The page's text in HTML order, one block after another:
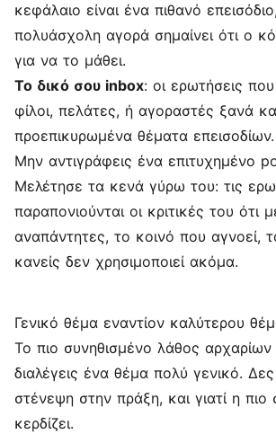
κεφάλαιο είναι ένα πιθανό
πολυάσχολη αγορά σημαίνει ότι ο
για να το μάθει.
Το δικό σου inbox: οι ερωτήσεις
φίλοι, πελάτες, ή αγοραστές ξανά
προεπικυρωμένα θέματα επεισοδίων.
Μην αντιγράφεις ένα επιτυχημένο
Μελέτησε τα κενά γύρω του: τις
παραπονιούνται οι κριτικές του ότι
αναπάντητες, το κοινό που αγνοεί,
κανείς δεν χρησιμοποιεί ακόμα.
Γενικό θέμα εναντίον καλύτερου
Το πιο συνηθισμένο λάθος αρχαρίων
διαλέγεις ένα θέμα πολύ γενικό.
στένεψη στην πράξη, και γιατί η
κερδίζει.